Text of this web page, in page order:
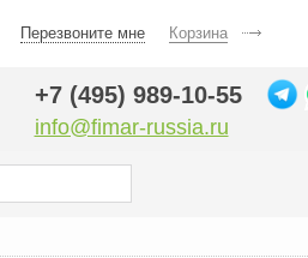
Перезвоните мне Корзина
+7 (495) 989-10-55
info@fimar-russia.ru